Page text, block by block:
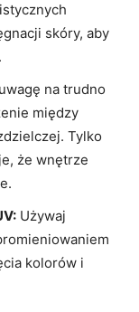
skóry, aby
na trudno
między
Tylko
że wnętrze
Używaj
kolorów i